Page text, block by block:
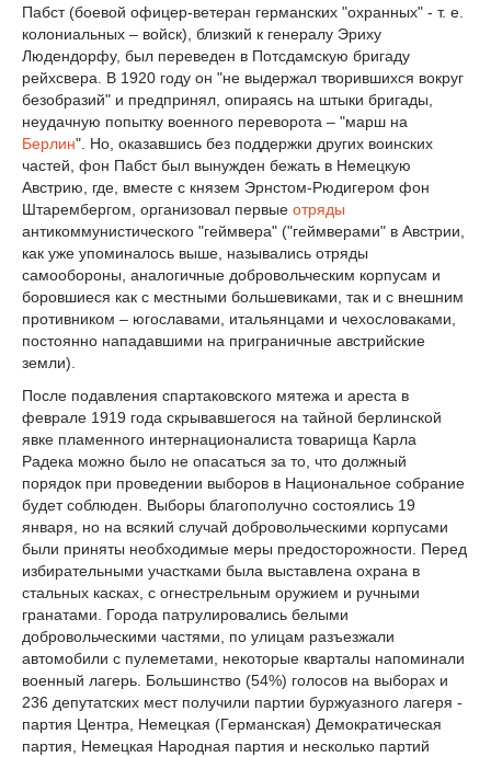
Пабст (боевой офицер-ветеран германских "охранных" - т. е.
колониальных – войск), близкий к генералу Эриху
Людендорфу, был переведен в Потсдамскую бригаду
рейхсвера. В 1920 году он "не выдержал творившихся вокруг
безобразий" и предпринял, опираясь на штыки бригады,
неудачную попытку военного переворота – "марш на
Берлин". Но, оказавшись без поддержки других воинских
частей, фон Пабст был вынужден бежать в Немецкую
Австрию, где, вместе с князем Эрнстом-Рюдигером фон
Штарембергом, организовал первые отряды
антикоммунистического "геймвера" ("геймверами" в Австрии,
как уже упоминалось выше, назывались отряды
самообороны, аналогичные добровольческим корпусам и
боровшиеся как с местными большевиками, так и с внешним
противником – югославами, итальянцами и чехословаками,
постоянно нападавшими на приграничные австрийские
земли).
После подавления спартаковского мятежа и ареста в
феврале 1919 года скрывавшегося на тайной берлинской
явке пламенного интернационалиста товарища Карла
Радека можно было не опасаться за то, что должный
порядок при проведении выборов в Национальное собрание
будет соблюден. Выборы благополучно состоялись 19
января, но на всякий случай добровольческими корпусами
были приняты необходимые меры предосторожности. Перед
избирательными участками была выставлена охрана в
стальных касках, с огнестрельным оружием и ручными
гранатами. Города патрулировались белыми
добровольческими частями, по улицам разъезжали
автомобили с пулеметами, некоторые кварталы напоминали
военный лагерь. Большинство (54%) голосов на выборах и
236 депутатских мест получили партии буржуазного лагеря -
партия Центра, Немецкая (Германская) Демократическая
партия, Немецкая Народная партия и несколько партий